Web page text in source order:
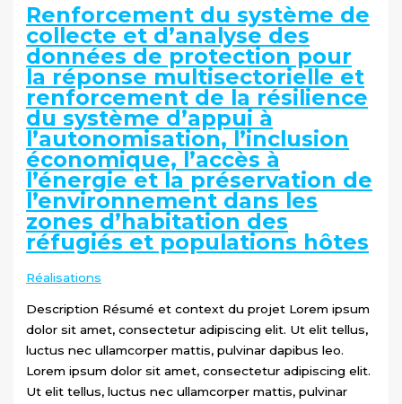
Renforcement du système de
collecte et d’analyse des
données de protection pour
la réponse multisectorielle et
renforcement de la résilience
du système d’appui à
l’autonomisation, l’inclusion
économique, l’accès à
l’énergie et la préservation de
l’environnement dans les
zones d’habitation des
réfugiés et populations hôtes
Réalisations
Description Résumé et context du projet Lorem ipsum
dolor sit amet, consectetur adipiscing elit. Ut elit tellus,
luctus nec ullamcorper mattis, pulvinar dapibus leo.
Lorem ipsum dolor sit amet, consectetur adipiscing elit.
Ut elit tellus, luctus nec ullamcorper mattis, pulvinar